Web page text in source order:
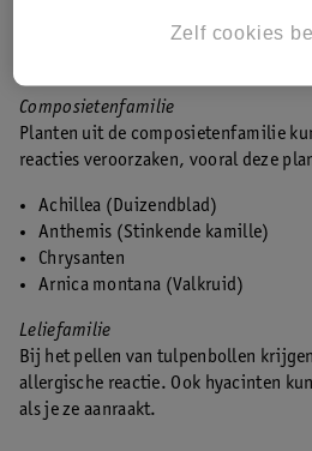
vaak met deze planten werkt, kan je
Composietenfamilie
Planten uit de composietenfamilie
reacties veroorzaken, vooral deze
Achillea (Duizendblad)
Anthemis (Stinkende kamille)
Chrysanten
Arnica montana (Valkruid)
Leliefamilie
Bij het pellen van tulpenbollen
allergische reactie. Ook hyacinten
als je ze aanraakt.
Zelf cookies